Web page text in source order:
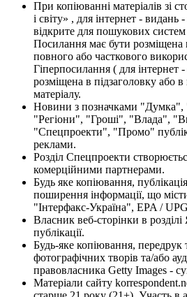
При копіюванні матеріалів зі
і світу» , для інтернет - видань
відкрите для пошукових
Посилання має бути розміщена
повного або часткового
Гіперпосилання ( для інтернет
розміщена в підзаголовку або
матеріалу.
Новини з позначками "Думка",
"Регіони", "Гроші", "Влада",
"Спецпроекти", "Промо"
реклами.
Розділ Спецпроекти
комерційними партнерами.
Будь яке копіювання,
поширення інформації, що
"Інтерфакс-Україна", EPA /
Власник веб-сторінки в
публікації.
Будь-яке копіювання, передрук
фотографічних творів та/або
правовласника Getty Images -
Матеріали сайту